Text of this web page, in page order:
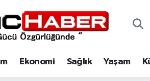
Ekonomi Sağlık Yaşam